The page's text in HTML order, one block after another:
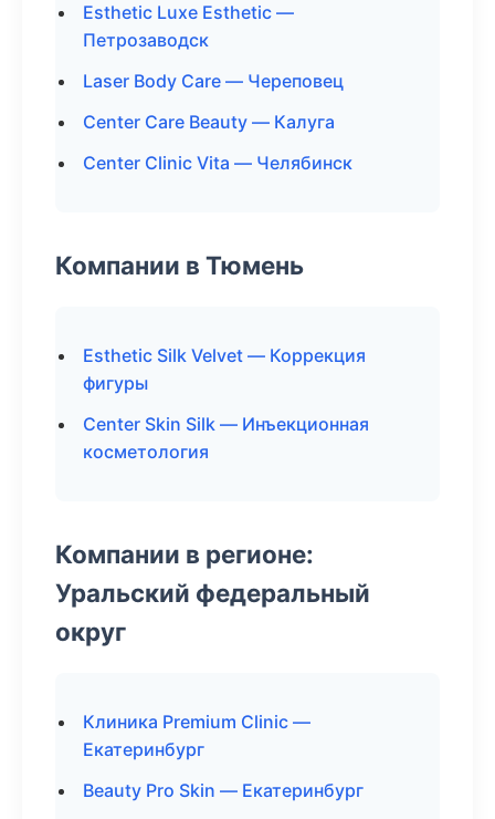
Esthetic Luxe Esthetic —
Петрозаводск
Laser Body Care — Череповец
Center Care Beauty — Калуга
Center Clinic Vita — Челябинск
Компании в Тюмень
Esthetic Silk Velvet — Коррекция
фигуры
Center Skin Silk — Инъекционная
косметология
Компании в регионе:
Уральский федеральный
округ
Клиника Premium Clinic —
Екатеринбург
Beauty Pro Skin — Екатеринбург